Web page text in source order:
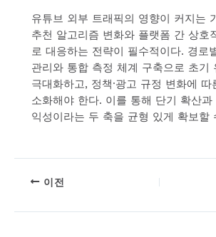
유튜브 외부 트래픽의 영향이 커지는
추천 알고리즘 변화와 플랫폼 간 상호
로 대응하는 전략이 필수적이다. 경로
관리와 통합 측정 체계 구축으로 초기
극대화하고, 정책·광고 규정 변화에 따
소화해야 한다. 이를 통해 단기 확산과
익성이라는 두 축을 균형 있게 확보할
이전